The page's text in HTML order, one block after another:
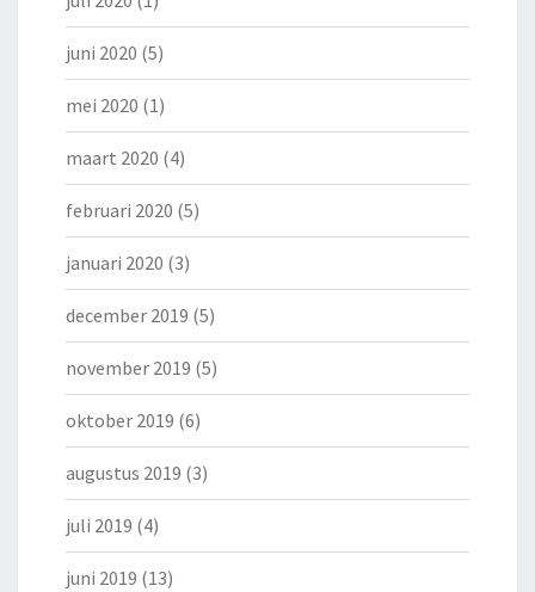
juni 2020 (5)
mei 2020 (1)
maart 2020 (4)
februari 2020 (5)
januari 2020 (3)
december 2019 (5)
november 2019 (5)
oktober 2019 (6)
augustus 2019 (3)
juli 2019 (4)
juni 2019 (13)